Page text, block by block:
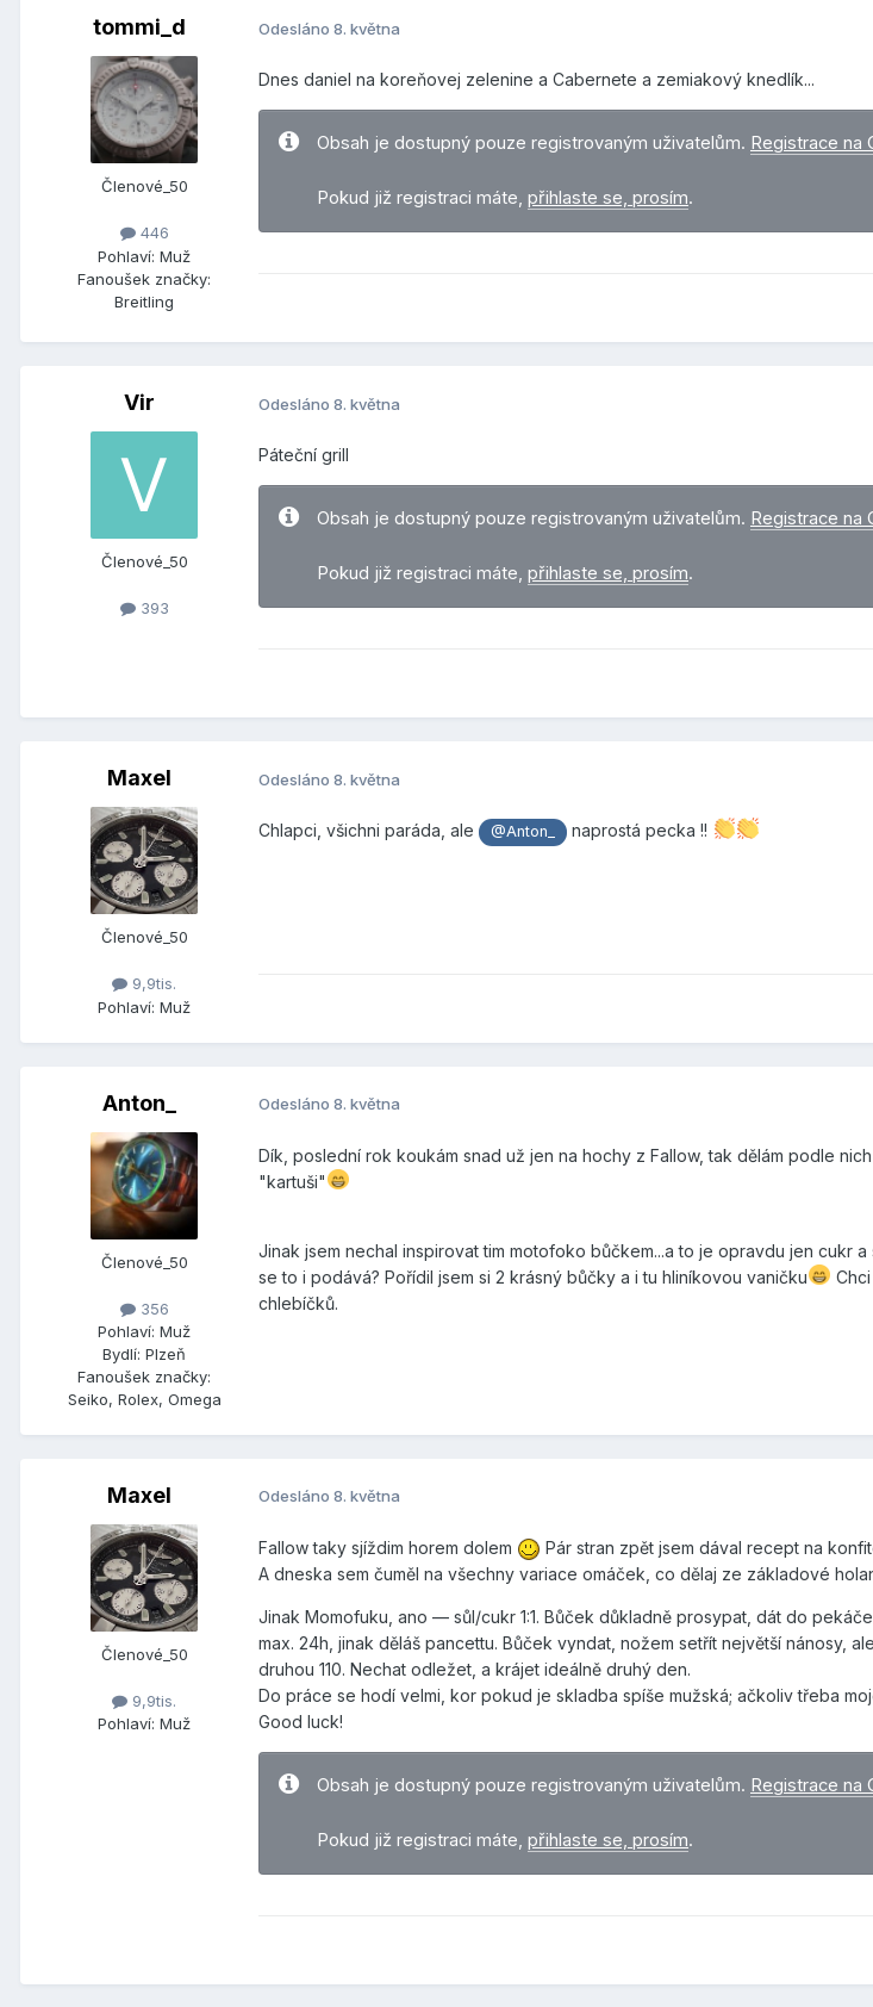
tommi_d
Členové_50
446
Pohlaví: Muž
Fanoušek značky:
Breitling
Odesláno 8. května
Dnes daniel na koreňovej zelenine a Cabernete a zemiakový knedlík...
Obsah je dostupný pouze registrovaným uživatelům. Registrace na
Pokud již registraci máte, přihlaste se, prosím.
Vir
Členové_50
393
Odesláno 8. května
Páteční grill
Obsah je dostupný pouze registrovaným uživatelům. Registrace na
Pokud již registraci máte, přihlaste se, prosím.
Maxel
Členové_50
9,9tis.
Pohlaví: Muž
Odesláno 8. května
Chlapci, všichni paráda, ale @Anton_ naprostá pecka !!
Anton_
Členové_50
356
Pohlaví: Muž
Bydlí: Plzeň
Fanoušek značky:
Seiko, Rolex, Omega
Odesláno 8. května
Dík, poslední rok koukám snad už jen na hochy z Fallow, tak dělám podle
"kartuši"
Jinak jsem nechal inspirovat tim motofoko bůčkem...a to je opravdu jen cukr
se to i podává? Pořídil jsem si 2 krásný bůčky a i tu hliníkovou vaničku
chlebíčků.
Maxel
Členové_50
9,9tis.
Pohlaví: Muž
Odesláno 8. května
Fallow taky sjíždim horem dolem
Pár stran zpět jsem dával recept na
A dneska sem čuměl na všechny variace omáček, co dělaj ze základové
Jinak Momofuku, ano — sůl/cukr 1:1. Bůček důkladně prosypat, dát do
max. 24h, jinak děláš pancettu. Bůček vyndat, nožem setřít největší nánosy,
druhou 110. Nechat odležet, a krájet ideálně druhý den.
Do práce se hodí velmi, kor pokud je skladba spíše mužská; ačkoliv třeba
Good luck!
Obsah je dostupný pouze registrovaným uživatelům. Registrace na
Pokud již registraci máte, přihlaste se, prosím.